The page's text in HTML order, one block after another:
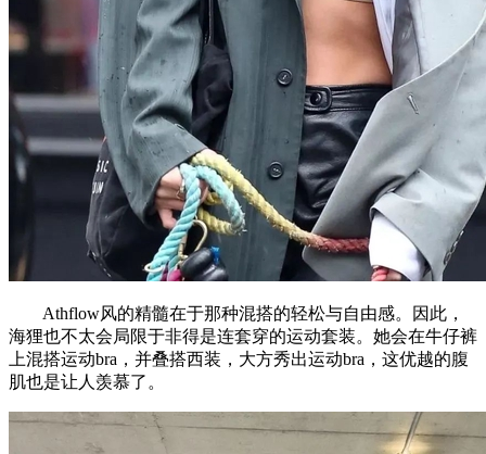
Athflow风的精髓在于那种混搭的轻松与自由感。因此，
海狸也不太会局限于非得是连套穿的运动套装。她会在牛仔裤
上混搭运动bra，并叠搭西装，大方秀出运动bra，这优越的腹
肌也是让人羡慕了。